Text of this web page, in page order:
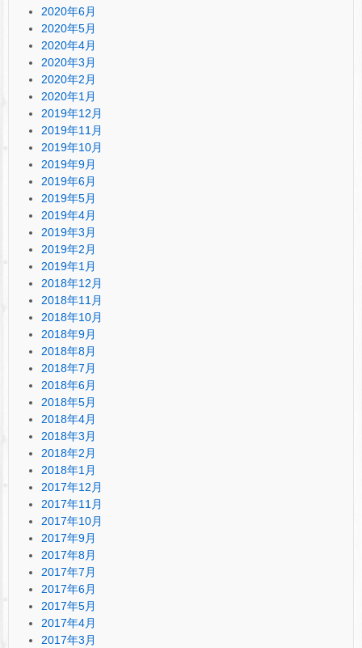
2020年6月
2020年5月
2020年4月
2020年3月
2020年2月
2020年1月
2019年12月
2019年11月
2019年10月
2019年9月
2019年6月
2019年5月
2019年4月
2019年3月
2019年2月
2019年1月
2018年12月
2018年11月
2018年10月
2018年9月
2018年8月
2018年7月
2018年6月
2018年5月
2018年4月
2018年3月
2018年2月
2018年1月
2017年12月
2017年11月
2017年10月
2017年9月
2017年8月
2017年7月
2017年6月
2017年5月
2017年4月
2017年3月